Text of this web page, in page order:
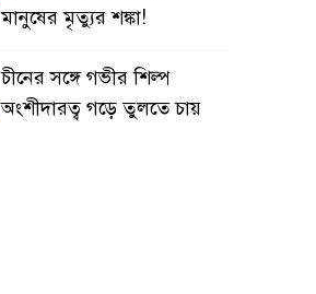
মানুষের মৃত্যুর শঙ্কা!
চীনের সঙ্গে গভীর শিল্প
অংশীদারত্ব গড়ে তুলতে চায়